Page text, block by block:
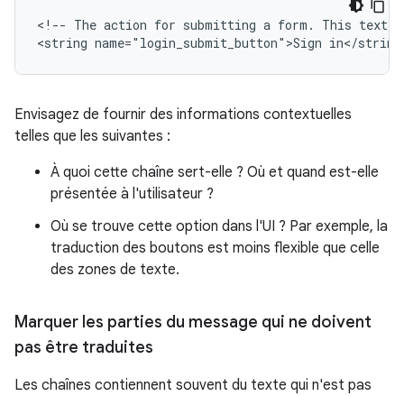
<!-- The action for submitting a form. This text
<string name="login_submit_button">Sign in</
Envisagez de fournir des informations contextuelles
telles que les suivantes :
À quoi cette chaîne sert-elle ? Où et quand est-elle
présentée à l'utilisateur ?
Où se trouve cette option dans l'UI ? Par exemple, la
traduction des boutons est moins flexible que celle
des zones de texte.
Marquer les parties du message qui ne doivent
pas être traduites
Les chaînes contiennent souvent du texte qui n'est pas